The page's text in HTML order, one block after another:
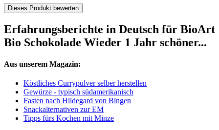
Dieses Produkt bewerten
Erfahrungsberichte in Deutsch für BioArt
Bio Schokolade Wieder 1 Jahr schöner...
Aus unserem Magazin:
Köstliches Currypulver selber herstellen
Gewürze - typisch südamerikanisch
Fasten nach Hildegard von Bingen
Snackalternativen zur EM
Tipps fürs Kochen mit Minze